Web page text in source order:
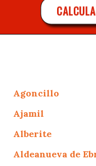
Agoncillo
Ajamil
Alberite
Aldeanueva de